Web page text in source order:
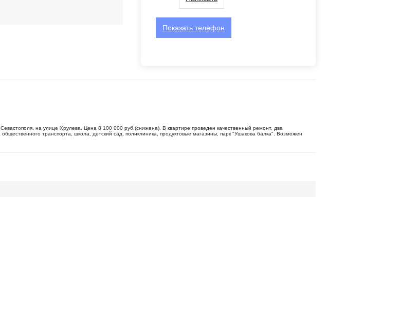
Показать телефон
на улице Хрулева. Цена 8 100 000 руб.(снижена). В квартире проведен качественный ремонт, два
транспорта, школа, детский сад, поликлиника, продуктовые магазины, парк "Ушакова балка". Возможен